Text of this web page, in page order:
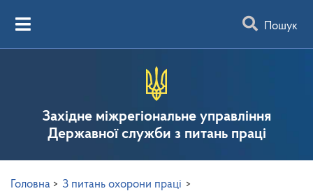
Пошук
Західне міжрегіональне управління
Державної служби з питань праці
Головна > З питань охорони праці >